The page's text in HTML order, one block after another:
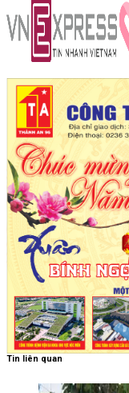
Tin liên quan